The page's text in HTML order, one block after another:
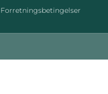
Forretningsbetingelser